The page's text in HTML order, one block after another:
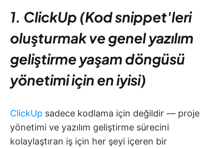
1. ClickUp (Kod snippet'leri
oluşturmak ve genel yazılım
geliştirme yaşam döngüsü
yönetimi için en iyisi)
ClickUp sadece kodlama için değildir — proje
yönetimi ve yazılım geliştirme sürecini
kolaylaştıran iş için her şeyi içeren bir